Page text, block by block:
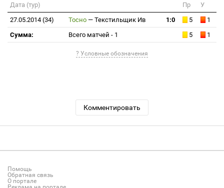
Дата (тур) Пр
У
27.05.2014 (34)
Тосно — Текстильщик Ив 1:0 5
1
Сумма:
Всего матчей - 1 5 1
? Условные обозначения
Комментировать
Помощь
Обратная связь
О портале